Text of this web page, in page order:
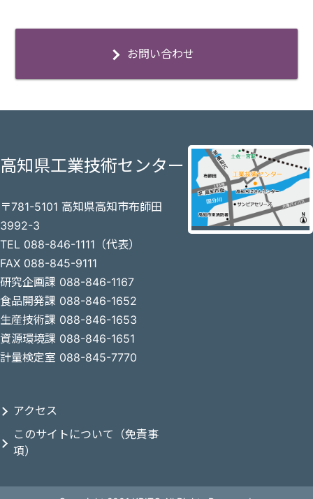
お問い合わせ
高知県工業技術センター
〒781-5101 高知県高知市布師田
3992-3
TEL 088-846-1111（代表）
FAX 088-845-9111
研究企画課 088-846-1167
食品開発課 088-846-1652
生産技術課 088-846-1653
資源環境課 088-846-1651
計量検定室 088-845-7770
アクセス
このサイトについて（免責事
項）